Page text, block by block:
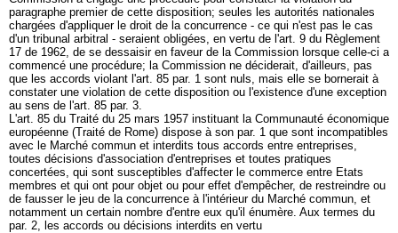
paragraphe premier de cette disposition; seules les autorités nationales
chargées d'appliquer le droit de la concurrence - ce qui n'est pas le cas
d'un tribunal arbitral - seraient obligées, en vertu de l'art. 9 du Règlement
17 de 1962, de se dessaisir en faveur de la Commission lorsque celle-ci a
commencé une procédure; la Commission ne déciderait, d'ailleurs, pas
que les accords violant l'art. 85 par. 1 sont nuls, mais elle se bornerait à
constater une violation de cette disposition ou l'existence d'une exception
au sens de l'art. 85 par. 3.
L'art. 85 du Traité du 25 mars 1957 instituant la Communauté économique
européenne (Traité de Rome) dispose à son par. 1 que sont incompatibles
avec le Marché commun et interdits tous accords entre entreprises,
toutes décisions d'association d'entreprises et toutes pratiques
concertées, qui sont susceptibles d'affecter le commerce entre Etats
membres et qui ont pour objet ou pour effet d'empêcher, de restreindre ou
de fausser le jeu de la concurrence à l'intérieur du Marché commun, et
notamment un certain nombre d'entre eux qu'il énumère. Aux termes du
par. 2, les accords ou décisions interdits en vertu